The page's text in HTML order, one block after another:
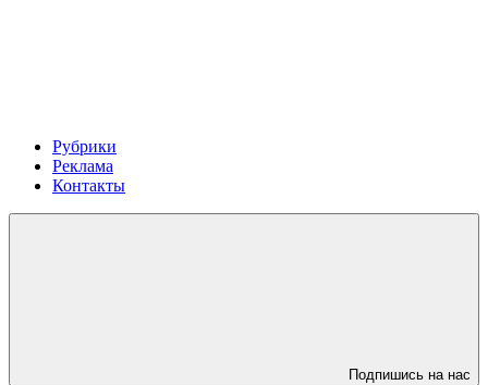
Рубрики
Реклама
Контакты
Подпишись на нас